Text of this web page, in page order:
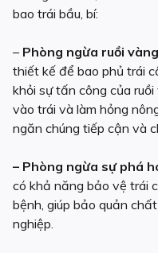
bao trái bầu, bí:
– Phòng ngừa ruồi
thiết kế để bao phủ trái
khỏi sự tấn công của
vào trái và làm hỏng
ngăn chúng tiếp cận và
– Phòng ngừa sự phá
có khả năng bảo vệ trái
bệnh, giúp bảo quản
nghiệp.